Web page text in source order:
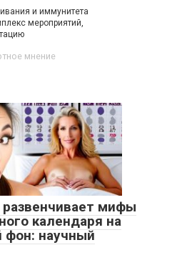
и иммунитета
мероприятий,
мнение
мифы
календаря на
фон: научный